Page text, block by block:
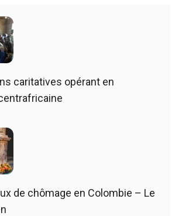
caritatives opérant en
de chômage en Colombie – Le